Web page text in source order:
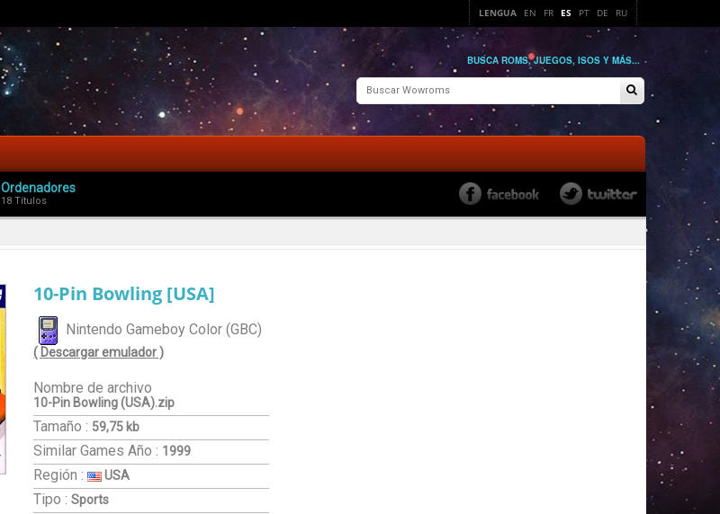
LENGUA EN FR ES PT DE RU
BUSCA ROMS, JUEGOS, ISOS Y MÁS...
Ordenadores
18 Títulos
10-Pin Bowling [USA]
Nintendo Gameboy Color (GBC)
( Descargar emulador )
Nombre de archivo
10-Pin Bowling (USA).zip
Tamaño : 59,75 kb
Similar GamesAño : 1999
Región : USA
Tipo : Sports